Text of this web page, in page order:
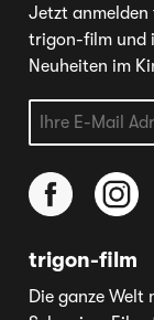
Jetzt
trigon-film und
Neuheiten im
trigon-film
Die ganze